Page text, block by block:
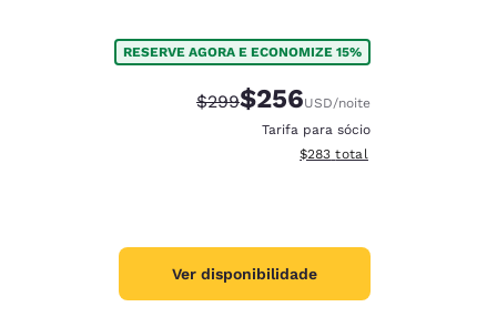
RESERVE AGORA E ECONOMIZE 15%
Tarifa anterior “tachada”:
$299Tarifa com desconto:
$256USD/noite
Tarifa para sócio
Exibir detalhes do total
$283 total
Ver disponibilidade